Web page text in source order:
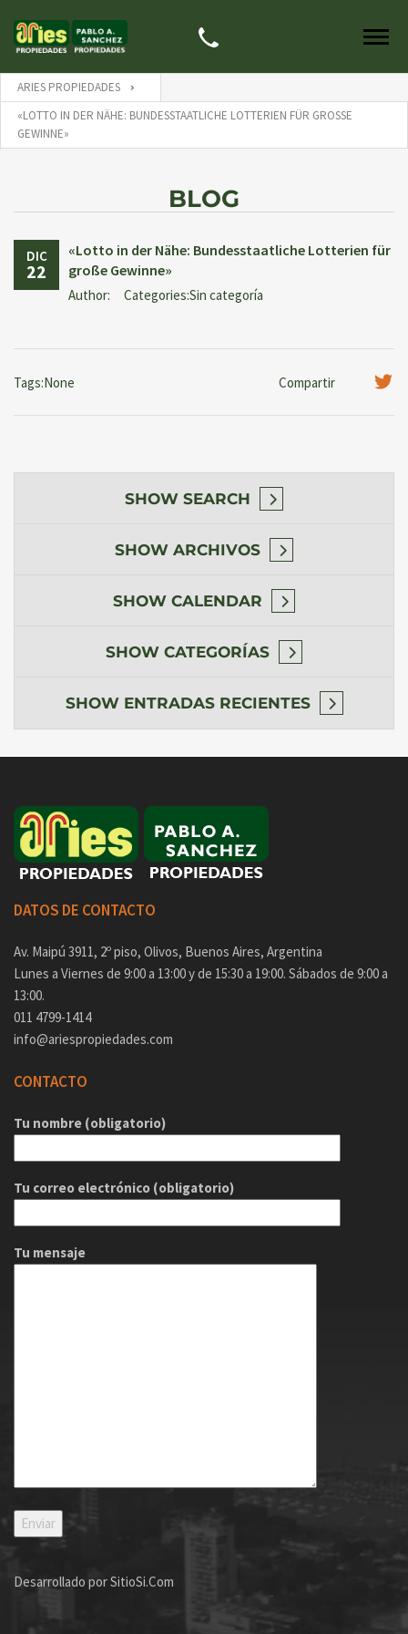
ARIES PROPIEDADES
«LOTTO IN DER NÄHE: BUNDESSTAATLICHE LOTTERIEN FÜR GROSSE G
EWINNE»
BLOG
DIC
22
«Lotto in der Nähe: Bundesstaatliche Lotterien für
große Gewinne»
Author: Categories:Sin categoría
Compartir
Tags:None
SHOW SEARCH
SHOW ARCHIVOS
SHOW CALENDAR
SHOW CATEGORÍAS
SHOW ENTRADAS RECIENTES
DATOS DE CONTACTO
Av. Maipú 3911, 2º piso, Olivos, Buenos Aires, Argentina
Lunes a Viernes de 9:00 a 13:00 y de 15:30 a 19:00. Sábados de 9:00 a
13:00.
011 4799-1414
info@ariespropiedades.com
CONTACTO
Tu nombre (obligatorio)
Tu correo electrónico (obligatorio)
Tu mensaje
Desarrollado porSitioSi.Com